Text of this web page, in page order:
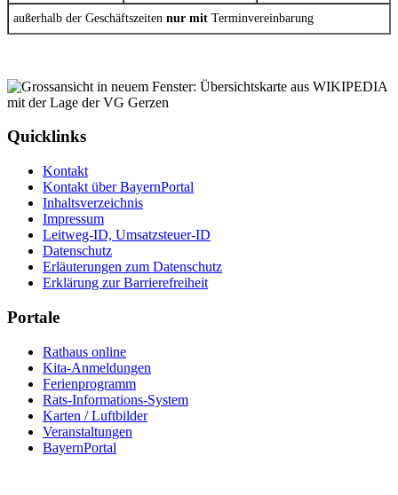
außerhalb der Geschäftszeiten nur mit Terminvereinbarung
Quicklinks
Kontakt
Kontakt über BayernPortal
Inhaltsverzeichnis
Impressum
Leitweg-ID, Umsatzsteuer-ID
Datenschutz
Erläuterungen zum Datenschutz
Erklärung zur Barrierefreiheit
Portale
Rathaus online
Kita-Anmeldungen
Ferienprogramm
Rats-Informations-System
Karten / Luftbilder
Veranstaltungen
BayernPortal